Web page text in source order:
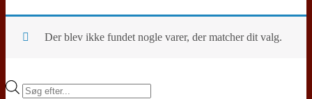
Der blev ikke fundet nogle varer, der matcher dit valg.
Products